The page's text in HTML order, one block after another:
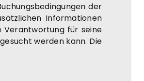
der
Informationen
Verantwortung für seine
werden kann. Die